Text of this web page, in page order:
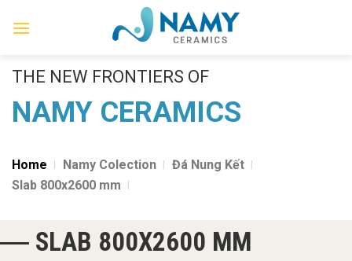
THE NEW FRONTIERS OF
NAMY CERAMICS
Home Namy Colection
Đá Nung Kết
Slab 800x2600 mm
SLAB 800X2600 MM